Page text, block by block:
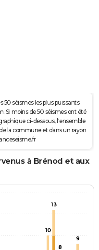
50 séismes les plus puissants
Si moins de 50 séismes ont été
ci-dessous, l'ensemble
la commune et dans un rayon
à Brénod et aux
10
13
8
9